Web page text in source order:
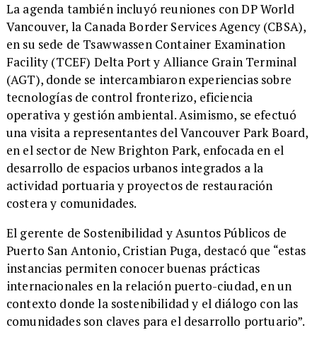
​La agenda también incluyó reuniones con DP World
Vancouver, la Canada Border Services Agency (CBSA),
en su sede de Tsawwassen Container Examination
Facility (TCEF) Delta Port y Alliance Grain Terminal
(AGT), donde se intercambiaron experiencias sobre
tecnologías de control fronterizo, eficiencia
operativa y gestión ambiental. Asimismo, se efectuó
una visita a representantes del Vancouver Park Board,
en el sector de New Brighton Park, enfocada en el
desarrollo de espacios urbanos integrados a la
actividad portuaria y proyectos de restauración
costera y comunidades.
​El gerente de Sostenibilidad y Asuntos Públicos de
Puerto San Antonio, Cristian Puga, destacó que “estas
instancias permiten conocer buenas prácticas
internacionales en la relación puerto-ciudad, en un
contexto donde la sostenibilidad y el diálogo con las
comunidades son claves para el desarrollo portuario”.